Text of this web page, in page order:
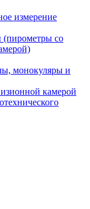
измерение
(пирометры со
монокуляры и
камерой